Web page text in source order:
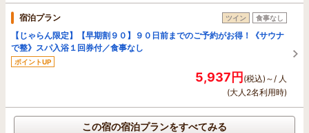
宿泊プラン ツイン 食事なし
【じゃらん限定】【早期割９０】９０日前までのご予約がお得！《サウナ
で整》スパ入浴１回券付／食事なし
ポイントUP
5,937円(税込)～/ 人
(大人2名利用時)
この宿の宿泊プランをすべてみる